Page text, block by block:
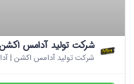
شرکت تولید آدامس
شرکت تولید آدامس اکشن |